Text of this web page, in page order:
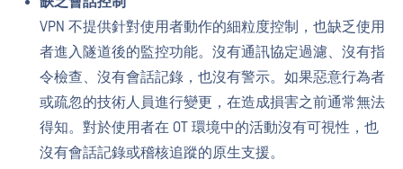
VPN 不提供針對使用者動作的細粒度控制，也缺乏使用
者進入隧道後的監控功能。沒有通訊協定過濾、沒有指
令檢查、沒有會話記錄，也沒有警示。如果惡意行為者
或疏忽的技術人員進行變更，在造成損害之前通常無法
得知。對於使用者在 OT 環境中的活動沒有可視性，也
沒有會話記錄或稽核追蹤的原生支援。